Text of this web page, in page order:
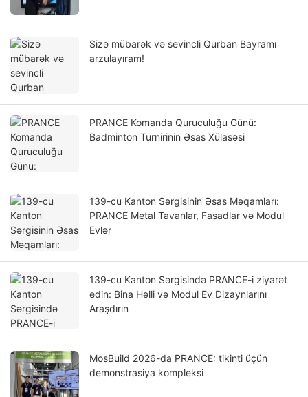
Sizə mübarək və sevincli Qurban Bayramı
arzulayıram!
PRANCE Komanda Quruculuğu Günü:
Badminton Turnirinin Əsas Xülasəsi
139-cu Kanton Sərgisinin Əsas Məqamları:
PRANCE Metal Tavanlar, Fasadlar və Modul
Evlər
139-cu Kanton Sərgisində PRANCE-i ziyarət
edin: Bina Həlli və Modul Ev Dizaynlarını
Araşdırın
MosBuild 2026-da PRANCE: tikinti üçün
demonstrasiya kompleksi